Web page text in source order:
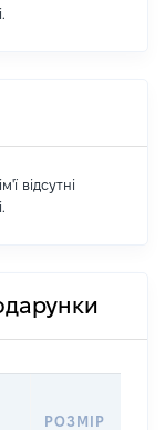
відсутні
РОЗМІР